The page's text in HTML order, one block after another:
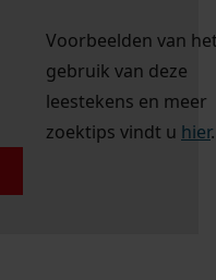
Voorbeelden van
gebruik van deze
leestekens en meer
zoektips vindt u hier.